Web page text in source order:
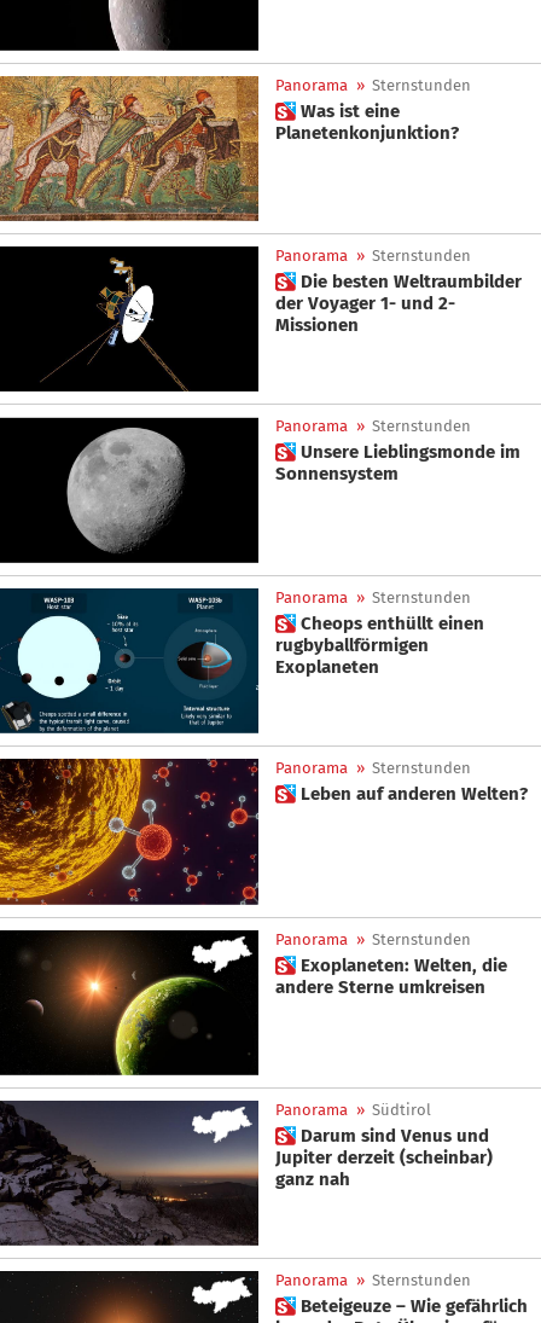
Panorama » Sternstunden
 Was ist eine
Planetenkonjunktion?
Panorama » Sternstunden
 Die besten Weltraumbilder
der Voyager 1- und 2-
Missionen
Panorama » Sternstunden
 Unsere Lieblingsmonde im
Sonnensystem
Panorama » Sternstunden
 Cheops enthüllt einen
rugbyballförmigen
Exoplaneten
Panorama » Sternstunden
 Leben auf anderen Welten?
Panorama » Sternstunden
 Exoplaneten: Welten, die
andere Sterne umkreisen
Panorama » Südtirol
 Darum sind Venus und
Jupiter derzeit (scheinbar)
ganz nah
Panorama » Sternstunden
 Beteigeuze – Wie gefährlich